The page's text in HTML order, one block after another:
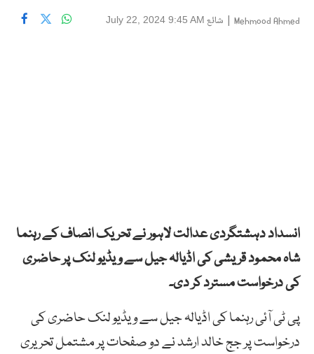
Mehmood Ahmed
| شائع July 22, 2024 9:45 AM
انسداد دہشتگردی عدالت لاہور نے تحریک انصاف کے رہنما
شاہ محمود قریشی کی اڈیالہ جیل سے ویڈیو لنک پر حاضری
کی درخواست مسترد کر دی۔
پی ٹی آئی رہنما کی اڈیالہ جیل سے ویڈیو لنک حاضری کی
درخواست پر جج خالد ارشد نے دو صفحات پر مشتمل تحریری